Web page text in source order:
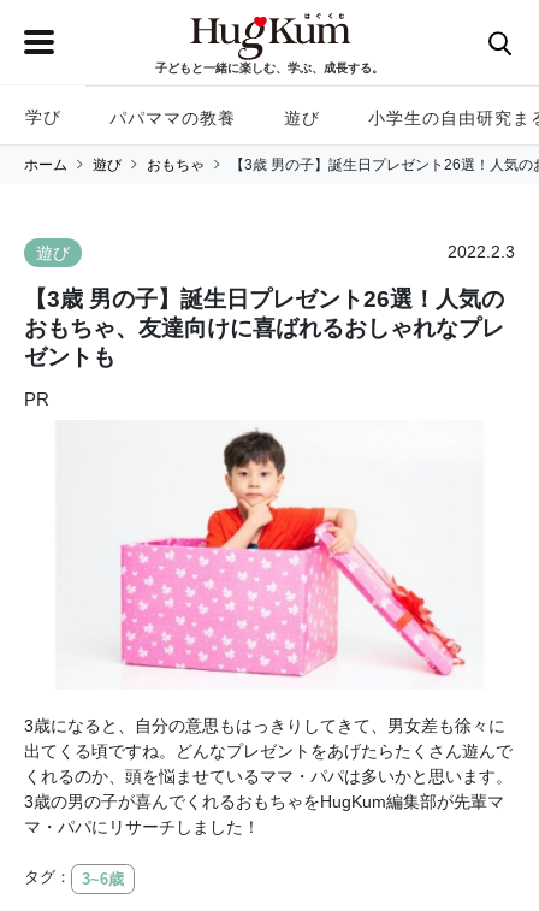
子どもと一緒に楽しむ、学ぶ、成長する。
学び パパママの教養 遊び 小学生の自由研究ま
ホーム 遊び おもちゃ 【3歳 男の子】誕生日プレゼント26選！人気
遊び 2022.2.3
【3歳 男の子】誕生日プレゼント26選！人気の
おもちゃ、友達向けに喜ばれるおしゃれなプレ
ゼントも
PR
3歳になると、自分の意思もはっきりしてきて、男女差も徐々に
出てくる頃ですね。どんなプレゼントをあげたらたくさん遊んで
くれるのか、頭を悩ませているママ・パパは多いかと思います。
3歳の男の子が喜んでくれるおもちゃをHugKum編集部が先輩マ
マ・パパにリサーチしました！
タグ： 3~6歳